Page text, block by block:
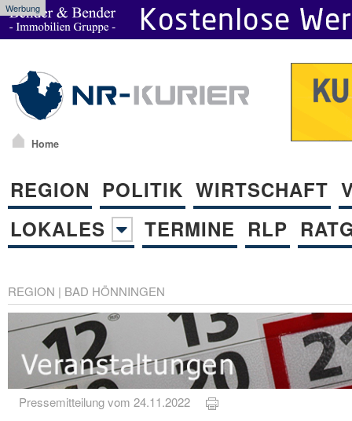
Werbung
Home
REGION POLITIK WIRTSCHAFT
LOKALES
TERMINE RLP
REGION | BAD HÖNNINGEN
Pressemitteilung vom 24.11.2022